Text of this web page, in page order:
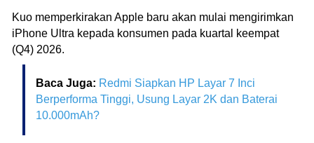
Kuo memperkirakan Apple baru akan mulai mengirimkan
iPhone Ultra kepada konsumen pada kuartal keempat
(Q4) 2026.
Baca Juga: Redmi Siapkan HP Layar 7 Inci
Berperforma Tinggi, Usung Layar 2K dan Baterai
10.000mAh?